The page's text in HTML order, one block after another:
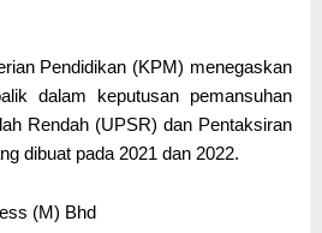
Pendidikan (KPM) menegaskan
dalam keputusan pemansuhan
Rendah (UPSR) dan Pentaksiran
dibuat pada 2021 dan 2022.
(M) Bhd